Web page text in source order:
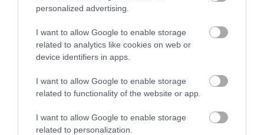
personalized advertising.
I want to allow Google to enable storage
related to analytics like cookies on web or
device identifiers in apps.
I want to allow Google to enable storage
related to functionality of the website or app.
I want to allow Google to enable storage
related to personalization.
είπε για
οικονομία,
ΟΠΕΚΕΠΕ,Τσίπρα
Ειρήνη
pagenews.gr:
«Το
έσωσε ζωές –
43 min